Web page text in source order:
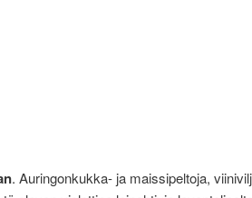
. Auringonkukka- ja maissipeltoja,